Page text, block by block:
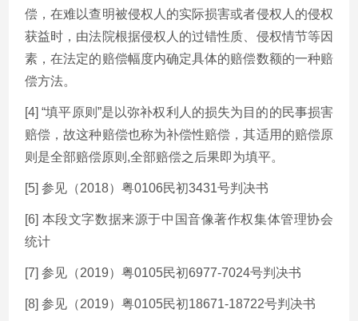
偿，在难以查明被侵权人的实际损害或者侵权人的侵权
获益时，由法院根据侵权人的过错性质、侵权情节等因
素，在法定的赔偿幅度内确定具体的赔偿数额的一种赔
偿方法。
[4] “填平原则”是以弥补权利人的损失为目的的民事损害
赔偿，故这种赔偿也称为补偿性赔偿，其适用的赔偿原
则是全部赔偿原则,全部赔偿之后果即为填平。
[5] 参见（2018）粤0106民初3431号判决书
[6] 本段文字数据来源于中国音像著作权集体管理协会
统计
[7] 参见（2019）粤0105民初6977-7024号判决书
[8] 参见（2019）粤0105民初18671-18722号判决书